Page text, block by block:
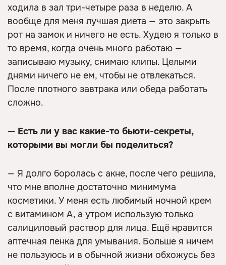
ходила в зал три-четыре раза в неделю. А
вообще для меня лучшая диета — это закрыть
рот на замок и ничего не есть. Худею я только в
то время, когда очень много работаю —
записываю музыку, снимаю клипы. Целыми
днями ничего не ем, чтобы не отвлекаться.
После плотного завтрака или обеда работать
сложно.
— Есть ли у вас какие-то бьюти-секреты,
которыми вы могли бы поделиться?
— Я долго боролась с акне, после чего решила,
что мне вполне достаточно минимума
косметики. У меня есть любимый ночной крем
с витамином А, а утром использую только
салициловый раствор для лица. Ещё нравится
аптечная пенка для умывания. Больше я ничем
не пользуюсь и в обычной жизни обхожусь без